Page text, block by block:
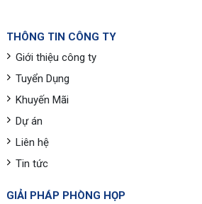
THÔNG TIN CÔNG TY
Giới thiệu công ty
Tuyển Dụng
Khuyến Mãi
Dự án
Liên hệ
Tin tức
GIẢI PHÁP PHÒNG HỌP